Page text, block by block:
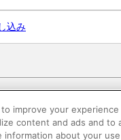
込み
このWEBサイトに
to improve your
content and ads and to
information about your